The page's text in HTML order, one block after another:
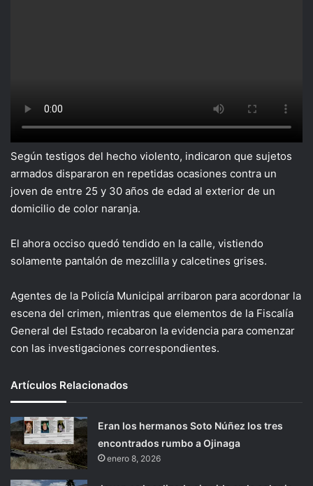
Según testigos del hecho violento, indicaron que sujetos
armados dispararon en repetidas ocasiones contra un
joven de entre 25 y 30 años de edad al exterior de un
domicilio de color naranja.
El ahora occiso quedó tendido en la calle, vistiendo
solamente pantalón de mezclilla y calcetines grises.
Agentes de la Policía Municipal arribaron para acordonar la
escena del crimen, mientras que elementos de la Fiscalía
General del Estado recabaron la evidencia para comenzar
con las investigaciones correspondientes.
Artículos Relacionados
Eran los hermanos Soto Núñez los tres
encontrados rumbo a Ojinaga
enero 8, 2026